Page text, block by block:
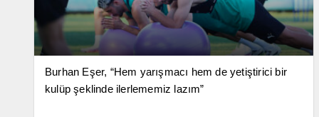
Burhan Eşer, “Hem yarışmacı hem de yetiştirici bir
kulüp şeklinde ilerlememiz lazım”